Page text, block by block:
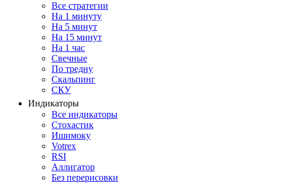
Все стратегии
На 1 минуту
На 5 минут
На 15 минут
На 1 час
Свечные
По тредну
Скальпинг
СКУ
Индикаторы
Все индикаторы
Стохастик
Ишимоку
Votrex
RSI
Аллигатор
Без перерисовки